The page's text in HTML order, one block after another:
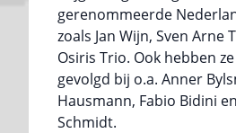
gerenommeerde
zoals Jan Wijn, Sven Arne
Osiris Trio. Ook hebben
gevolgd bij o.a. Anner
Hausmann, Fabio Bidini
Schmidt.